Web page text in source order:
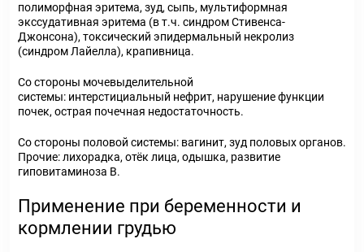
полиморфная эритема, зуд, сыпь, мультиформная
экссудативная эритема (в т.ч. синдром Стивенса-
Джонсона), токсический эпидермальный некролиз
(синдром Лайелла), крапивница.
Со стороны мочевыделительной
системы: интерстициальный нефрит, нарушение функции
почек, острая почечная недостаточность.
Со стороны половой системы: вагинит, зуд половых органов.
Прочие: лихорадка, отёк лица, одышка, развитие
гиповитаминоза В.
Применение при беременности и
кормлении грудью